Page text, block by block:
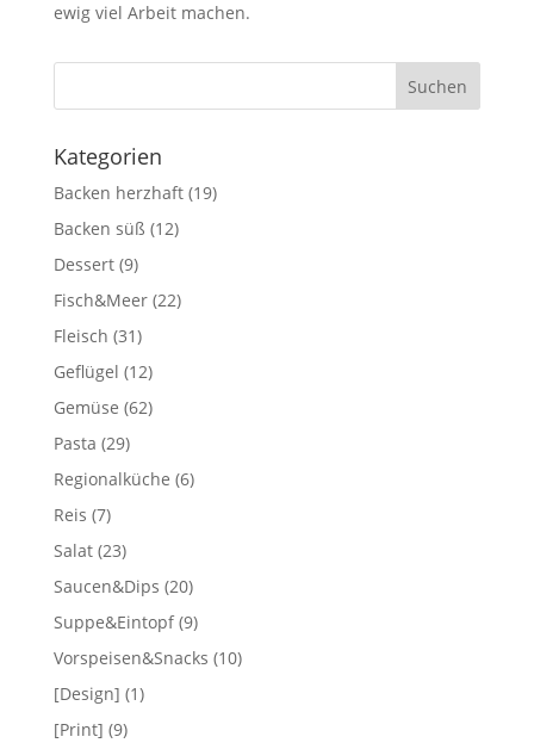
ewig viel Arbeit machen.
Kategorien
Backen herzhaft(19)
Backen süß (12)
Dessert(9)
Fisch&Meer(22)
Fleisch (31)
Geflügel (12)
Gemüse (62)
Pasta (29)
Regionalküche (6)
Reis (7)
Salat(23)
Saucen&Dips (20)
Suppe&Eintopf(9)
Vorspeisen&Snacks (10)
[Design] (1)
[Print] (9)